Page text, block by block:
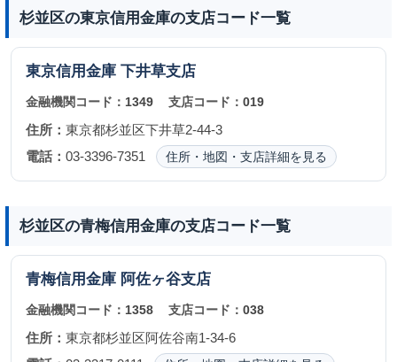
杉並区の東京信用金庫の支店コード一覧
東京信用金庫 下井草支店
金融機関コード： 1349 支店コード：019
住所： 東京都杉並区下井草2-44-3
電話： 03-3396-7351 住所・地図・支店詳細を見る
杉並区の青梅信用金庫の支店コード一覧
青梅信用金庫 阿佐ヶ谷支店
金融機関コード： 1358 支店コード：038
住所： 東京都杉並区阿佐谷南1-34-6